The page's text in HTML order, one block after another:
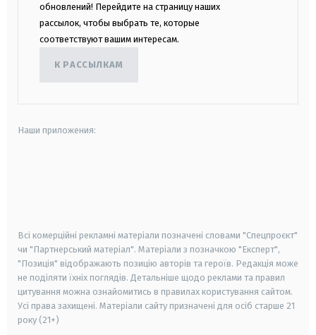
обновлений! Перейдите на страницу наших
рассылок, чтобы выбрать те, которые
соответствуют вашим интересам.
К РАССЫЛКАМ
Наши приложения:
Всі комерційні рекламні матеріали позначені словами "Спецпроєкт"
чи "Партнерський матеріал". Матеріали з позначкою "Експерт",
"Позиція" відображають позицію авторів та героїв. Редакція може
не поділяти їхніх поглядів. Детальніше щодо реклами та правил
цитування можна ознайомитись в правилах користування сайтом.
Усі права захищені. Матеріали сайту призначені для осіб старше 21
року (21+)